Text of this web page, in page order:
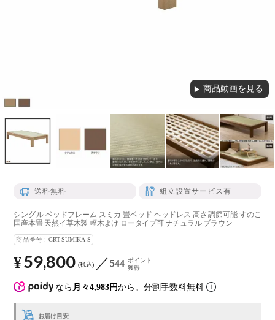
▶ 商品動画を見る
送料無料 組立設置サービス有
シングル ベッドフレーム スミカ 畳ベッド ヘッドレス 高さ調節可能 すのこ
国産本畳 天然イ草木製 幅木よけ ロータイプ可 ナチュラル ブラウン
商品番号 GRT-SUMIKA-S
なら 月々4,983円から。分割手数料無料
¥59,800 税込 544 ポイント
獲得
お届け目安